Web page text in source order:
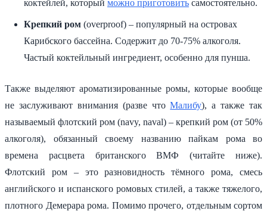
коктейлей, который можно приготовить самостоятельно.
Крепкий ром (overproof) – популярный на островах
Карибского бассейна. Содержит до 70-75% алкоголя.
Частый коктейльный ингредиент, особенно для пунша.
Также выделяют ароматизированные ромы, которые вообще
не заслуживают внимания (разве чтоМалибу), а также так
называемый флотский ром (navy, naval) – крепкий ром (от 50%
алкоголя), обязанный своему названию пайкам рома во
времена расцвета британского ВМФ (читайте ниже).
Флотский ром – это разновидность тёмного рома, смесь
английского и испанского ромовых стилей, а также тяжелого,
плотного Демерара рома. Помимо прочего, отдельным сортом